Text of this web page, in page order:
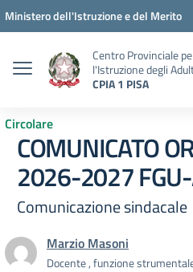
Vai ai contenuti
Vai al menu di navigazione
Vai al footer
Ministero dell'Istruzione e del Merito
Centro Provinciale
l'Istruzione degli
CPIA 1 PISA
Circolare
COMUNICATO
2026-2027
Comunicazione sindacale
Marzio Masoni
Docente , funzione